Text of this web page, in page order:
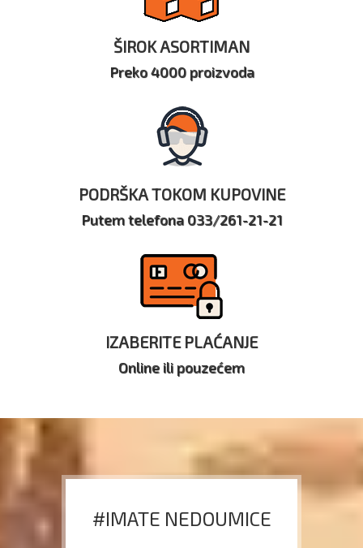
ŠIROK ASORTIMAN
Preko 4000 proizvoda
PODRŠKA TOKOM KUPOVINE
Putem telefona 033/261-21-21
IZABERITE PLAĆANJE
Online ili pouzećem
#IMATE NEDOUMICE